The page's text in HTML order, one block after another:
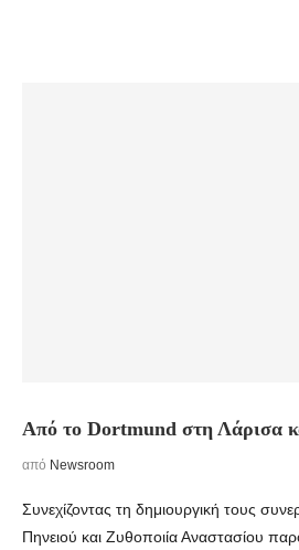
Από το Dortmund στη Λάρισα
από Newsroom
Συνεχίζοντας τη δημιουργική τους
Πηνειού και Ζυθοποιία Αναστασίου